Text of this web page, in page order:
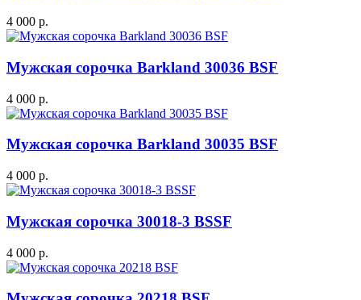
4 000 р.
Мужская сорочка Barkland 30036 BSF
4 000 р.
Мужская сорочка Barkland 30035 BSF
4 000 р.
Мужская сорочка 30018-3 BSSF
4 000 р.